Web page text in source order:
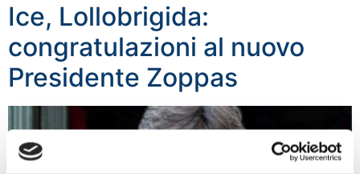
Ice, Lollobrigida:
congratulazioni al nuovo
Presidente Zoppas